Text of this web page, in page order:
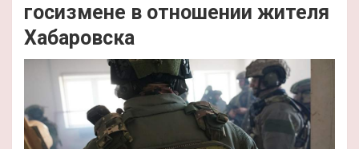
госизмене в отношении жителя
Хабаровска